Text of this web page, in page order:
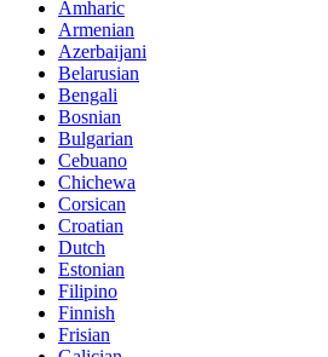
Amharic
Armenian
Azerbaijani
Belarusian
Bengali
Bosnian
Bulgarian
Cebuano
Chichewa
Corsican
Croatian
Dutch
Estonian
Filipino
Finnish
Frisian